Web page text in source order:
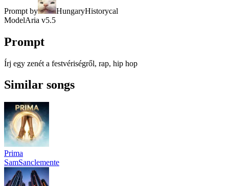
Prompt by
HungaryHistorycal
ModelAria v5.5
Prompt
Írj egy zenét a festvériségről, rap, hip hop
Similar songs
Prima
SamSanclemente